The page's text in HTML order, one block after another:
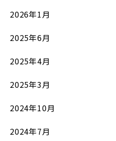
2026年1月
2025年6月
2025年4月
2025年3月
2024年10月
2024年7月